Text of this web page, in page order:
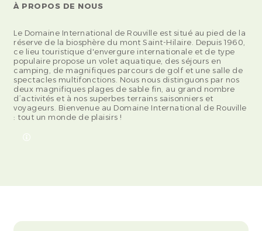
À PROPOS DE NOUS
Le Domaine International de Rouville est situé au pied de la
réserve de la biosphère du mont Saint-Hilaire. Depuis 1960,
ce lieu touristique d'envergure internationale et de type
populaire propose un volet aquatique, des séjours en
camping, de magnifiques parcours de golf et une salle de
spectacles multifonctions. Nous nous distinguons par nos
deux magnifiques plages de sable fin, au grand nombre
d’activités et à nos superbes terrains saisonniers et
voyageurs. Bienvenue au Domaine International de Rouville
: tout un monde de plaisirs !